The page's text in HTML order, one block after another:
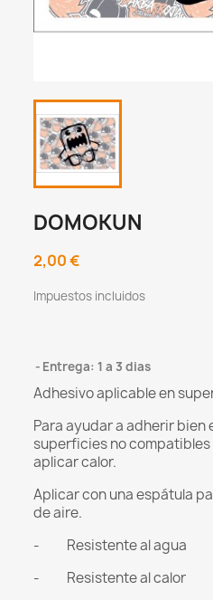
DOMOKUN
2,00 €
Impuestos incluidos
Entrega: 1 a 3 dias
Adhesivo aplicable en
Para ayudar a adherir bien
superficies no
aplicar calor.
Aplicar con una espátula
de aire.
- Resistente al agua
- Resistente al calor